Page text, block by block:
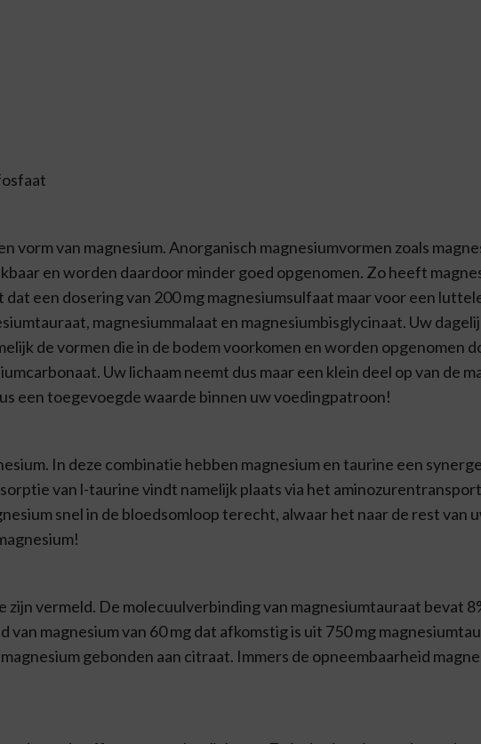
van magnesium. Anorganisch magnesiumvormen zoals
en worden daardoor minder goed opgenomen. Zo heeft
een dosering van 200 mg magnesiumsulfaat maar voor een
magnesiummalaat en magnesiumbisglycinaat. Uw
de vormen die in de bodem voorkomen en worden opgenomen
Uw lichaam neemt dus maar een klein deel op van de
een toegevoegde waarde binnen uw voedingpatroon!
In deze combinatie hebben magnesium en taurine een
van l-taurine vindt namelijk plaats via het
snel in de bloedsomloop terecht, alwaar het naar de rest van
vermeld. De molecuulverbinding van magnesiumtauraat bevat
magnesium van 60 mg dat afkomstig is uit 750 mg
gebonden aan citraat. Immers de opneembaarheid